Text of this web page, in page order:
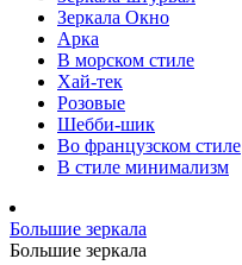
Зеркала Окно
Арка
В морском стиле
Хай-тек
Розовые
Шебби-шик
Во французском стиле
В стиле минимализм
Большие зеркала
Большие зеркала